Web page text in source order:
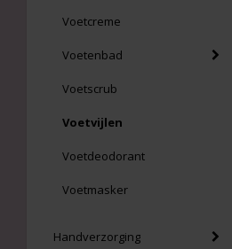
Voetcreme
Voetenbad
Voetscrub
Voetvijlen
Voetdeodorant
Voetmasker
Handverzorging